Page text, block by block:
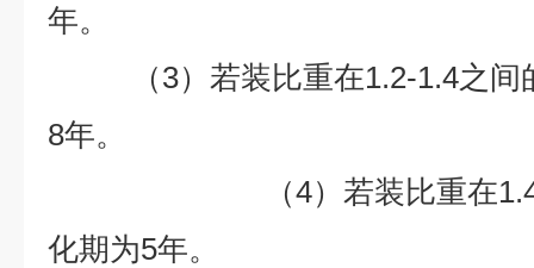
年。
（3）若装比重在1.2-1.4之间
8年。
（4）若装比重在1.4以
化期为5年。